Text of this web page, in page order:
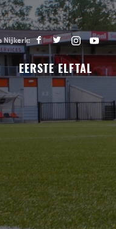
EERSTE ELFTAL